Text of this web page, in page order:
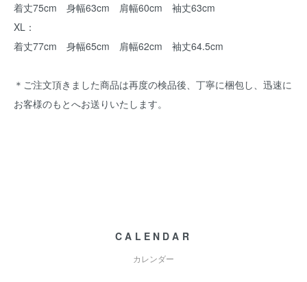
着丈75cm 身幅63cm 肩幅60cm 袖丈63cm
XL：
着丈77cm 身幅65cm 肩幅62cm 袖丈64.5cm
＊ご注文頂きました商品は再度の検品後、丁寧に梱包し、迅速に
お客様のもとへお送りいたします。
CALENDAR
カレンダー